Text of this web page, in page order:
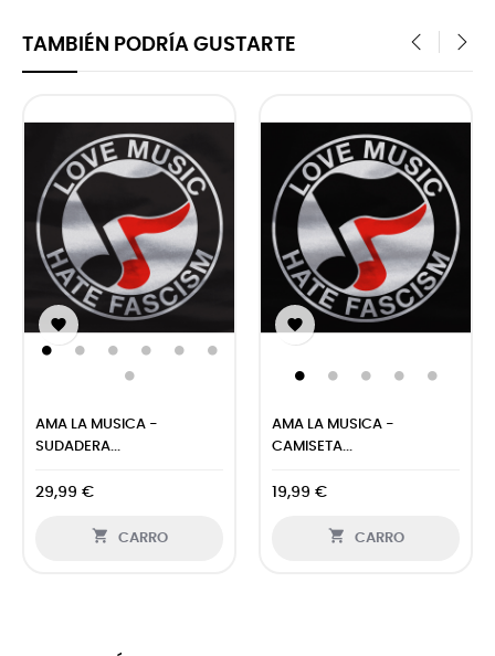
TAMBIÉN PODRÍA GUSTARTE

AMA LA MUSICA -
SUDADERA...
29,99 €
 CARRO

AMA LA MUSICA -
CAMISETA...
19,99 €
 CARRO